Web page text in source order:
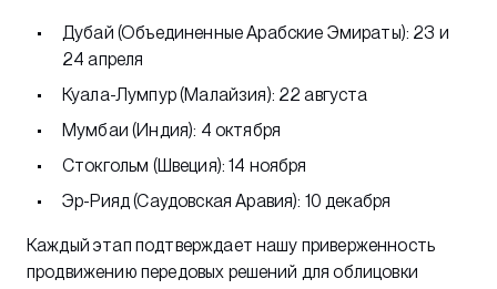
Дубай (Объединенные Арабские Эмираты): 23 и
24 апреля
Куала-Лумпур (Малайзия): 22 августа
Мумбаи (Индия): 4 октября
Стокгольм (Швеция): 14 ноября
Эр-Рияд (Саудовская Аравия): 10 декабря
Каждый этап подтверждает нашу приверженность
продвижению передовых решений для облицовки